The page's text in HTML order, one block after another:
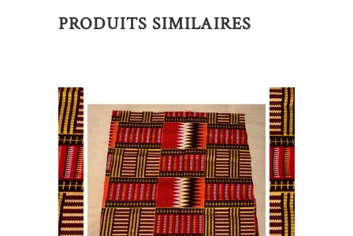
PRODUITS SIMILAIRES
AJOUTER AU PANIER